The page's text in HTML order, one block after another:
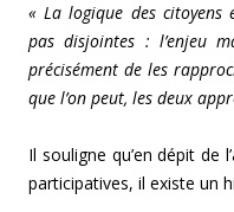
« La logique des
pas disjointes : l’enjeu
précisément de les
que l’on peut, les deux
Il souligne qu’en dépit de
participatives, il existe un